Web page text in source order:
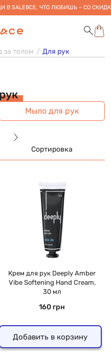
В SALEВСЕ, ЧТО ЛЮБИШЬ – СО
за телом Для рук
Мыло для рук
Сортировка
Крем для рук Deeply Amber
Vibe Softening Hand Cream,
30 мл
160 грн
Добавить в корзину